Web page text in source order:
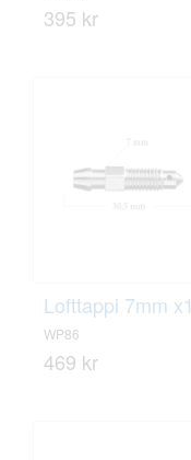
395 kr
Lofttappi 7mm x1
WP86
469 kr